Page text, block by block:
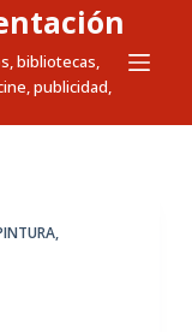
bibliotecas,
publicidad,